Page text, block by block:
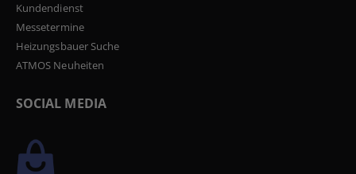
Kundendienst
Messetermine
Heizungsbauer Suche
ATMOS Neuheiten
SOCIAL MEDIA